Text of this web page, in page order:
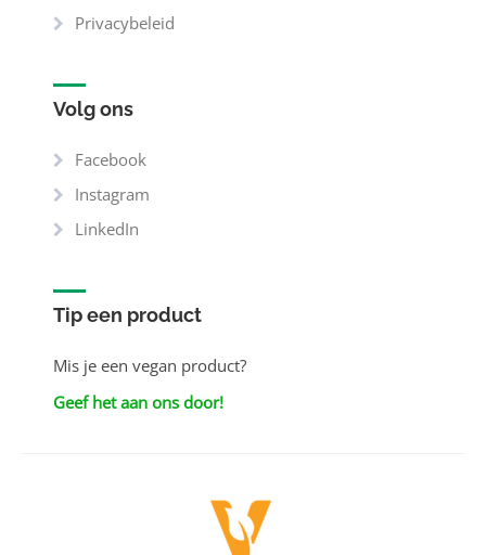
Privacybeleid
Volg ons
Facebook
Instagram
LinkedIn
Tip een product
Mis je een vegan product?
Geef het aan ons door!